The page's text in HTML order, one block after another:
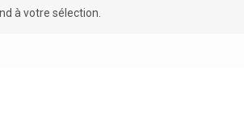
à votre sélection.